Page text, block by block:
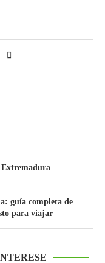
Extremadura
guía completa de
para viajar